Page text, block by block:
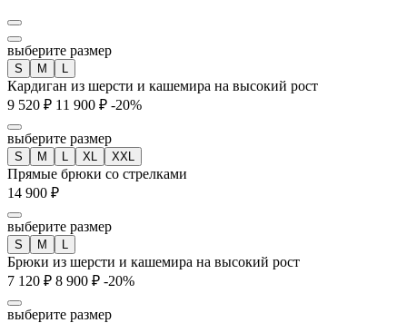
выберите размер
S M L
Кардиган из шерсти и кашемира на высокий рост
9 520 ₽ 11 900 ₽ -20%
выберите размер
S M L XL XXL
Прямые брюки со стрелками
14 900 ₽
выберите размер
S M L
Брюки из шерсти и кашемира на высокий рост
7 120 ₽ 8 900 ₽ -20%
выберите размер